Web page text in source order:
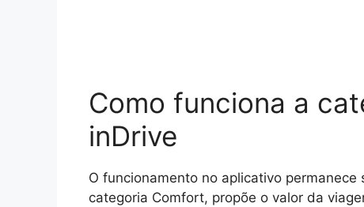
Como funciona a
inDrive
O funcionamento no aplicativo
categoria Comfort, propõe o valor da